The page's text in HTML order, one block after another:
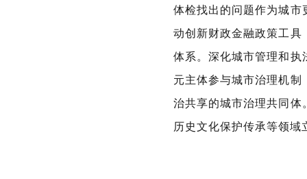
体检找出的问题作为城
动创新财政金融政策工
体系。深化城市管理和
元主体参与城市治理机
治共享的城市治理共同
历史文化保护传承等领